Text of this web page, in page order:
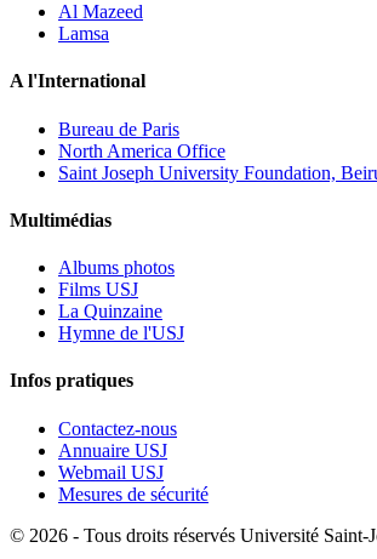
Al Mazeed
Lamsa
A l'International
Bureau de Paris
North America Office
Saint Joseph University Foundation,
Multimédias
Albums photos
Films USJ
La Quinzaine
Hymne de l'USJ
Infos pratiques
Contactez-nous
Annuaire USJ
Webmail USJ
Mesures de sécurité
© 2026 - Tous droits réservés Université Saint-